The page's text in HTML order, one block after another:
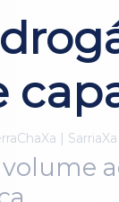
|